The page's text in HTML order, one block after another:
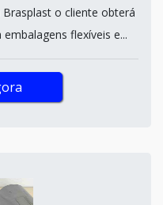
o cliente obterá
flexíveis e...